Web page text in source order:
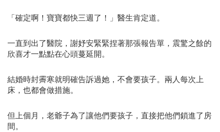
「確定啊！寶寶都快三週了！」醫生肯定道。
一直到出了醫院，謝妤安緊緊捏著那張報告單，震驚之餘的
欣喜才一點點在心頭蔓延開。
結婚時封霽寒就明確告訴過她，不會要孩子。兩人每次上
床，也都會做措施。
但上個月，老爺子為了讓他們要孩子，直接把他們鎖進了房
間。